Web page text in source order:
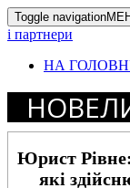
Toggle navigation
і партнери
НА
Юрист
які